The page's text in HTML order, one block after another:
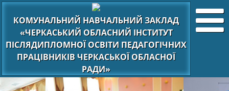
КОМУНАЛЬНИЙ НАВЧАЛЬНИЙ ЗАКЛАД
«ЧЕРКАСЬКИЙ ОБЛАСНИЙ ІНСТИТУТ
ПІСЛЯДИПЛОМНОЇ ОСВІТИ ПЕДАГОГІЧНИХ
ПРАЦІВНИКІВ ЧЕРКАСЬКОЇ ОБЛАСНОЇ
РАДИ»